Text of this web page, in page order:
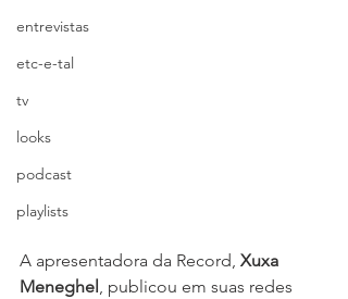
entrevistas
etc-e-tal
tv
looks
podcast
playlists
A apresentadora da Record, Xuxa
Meneghel , publicou em suas redes